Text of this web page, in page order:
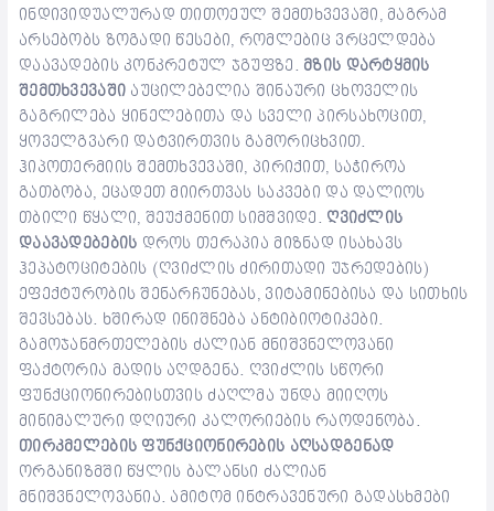
ინდივიდუალურად თითოეულ შემთხვევაში, მაგრამ
არსებობს ზოგადი წესები, რომლებიც ვრცელდება
დაავადების კონკრეტულ ჯგუფზე. მზის დარტყმის
შემთხვევაში აუცილებელია შინაური ცხოველის
გაგრილება ყინელებითა და სველი პირსახოცით,
ყოველგვარი დატვირთვის გამორიცხვით.
ჰიპოთერმიის შემთხვევაში, პირიქით, საჭიროა
გათბობა, ეცადეთ მიირთვას საკვები და დალიოს
თბილი წყალი, შეუქმენით სიმშვიდე. ღვიძლის
დაავადებების დროს თერაპია მიზნად ისახავს
ჰეპატოციტების (ღვიძლის ძირითადი უჯრედების)
ეფექტურობის შენარჩუნებას, ვიტამინებისა და სითხის
შევსებას. ხშირად ინიშნება ანტიბიოტიკები.
გამოჯანმრთელების ძალიან მნიშვნელოვანი
ფაქტორია მადის აღდგენა. ღვიძლის სწორი
ფუნქციონირებისთვის ძაღლმა უნდა მიიღოს
მინიმალური დღიური კალორიების რაოდენობა.
თირკმელების ფუნქციონირების აღსადგენად
ორგანიზმში წყლის ბალანსი ძალიან
მნიშვნელოვანია. ამიტომ ინტრავენური გადასხმები